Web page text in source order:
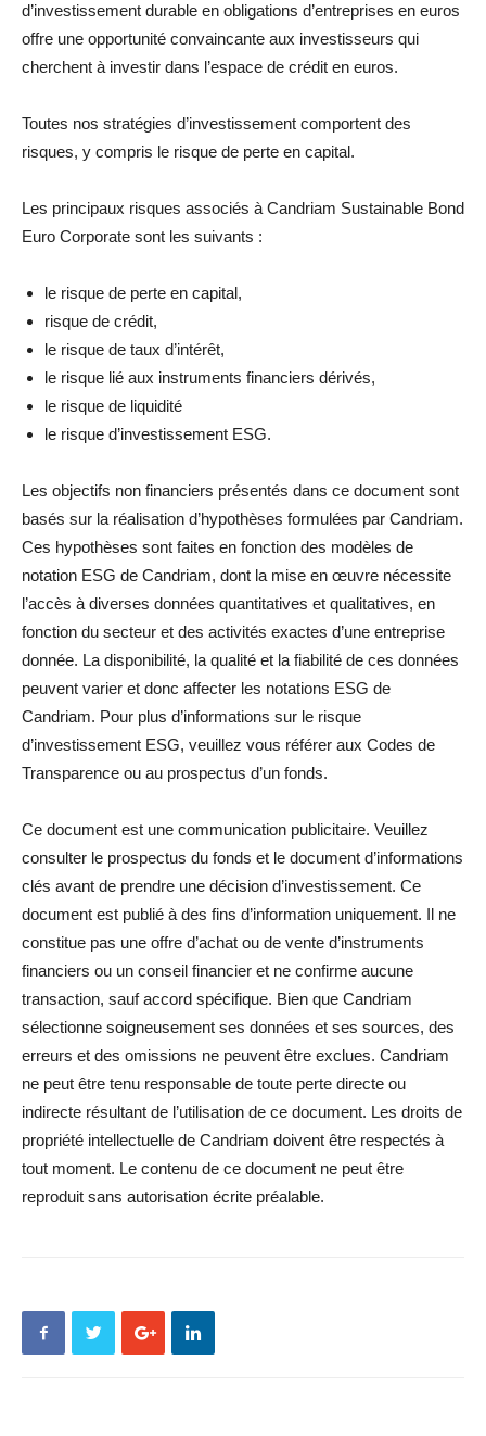
d’investissement durable en obligations d’entreprises en euros
offre une opportunité convaincante aux investisseurs qui
cherchent à investir dans l’espace de crédit en euros.
Toutes nos stratégies d’investissement comportent des
risques, y compris le risque de perte en capital.
Les principaux risques associés à Candriam Sustainable Bond
Euro Corporate sont les suivants :
le risque de perte en capital,
risque de crédit,
le risque de taux d’intérêt,
le risque lié aux instruments financiers dérivés,
le risque de liquidité
le risque d’investissement ESG.
Les objectifs non financiers présentés dans ce document sont
basés sur la réalisation d’hypothèses formulées par Candriam.
Ces hypothèses sont faites en fonction des modèles de
notation ESG de Candriam, dont la mise en œuvre nécessite
l’accès à diverses données quantitatives et qualitatives, en
fonction du secteur et des activités exactes d’une entreprise
donnée. La disponibilité, la qualité et la fiabilité de ces données
peuvent varier et donc affecter les notations ESG de
Candriam. Pour plus d’informations sur le risque
d’investissement ESG, veuillez vous référer aux Codes de
Transparence ou au prospectus d’un fonds.
Ce document est une communication publicitaire. Veuillez
consulter le prospectus du fonds et le document d’informations
clés avant de prendre une décision d’investissement. Ce
document est publié à des fins d’information uniquement. Il ne
constitue pas une offre d’achat ou de vente d’instruments
financiers ou un conseil financier et ne confirme aucune
transaction, sauf accord spécifique. Bien que Candriam
sélectionne soigneusement ses données et ses sources, des
erreurs et des omissions ne peuvent être exclues. Candriam
ne peut être tenu responsable de toute perte directe ou
indirecte résultant de l’utilisation de ce document. Les droits de
propriété intellectuelle de Candriam doivent être respectés à
tout moment. Le contenu de ce document ne peut être
reproduit sans autorisation écrite préalable.